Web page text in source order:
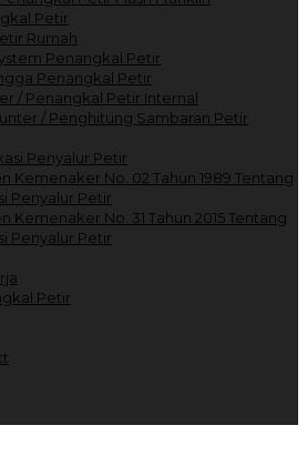
Petir
Rumah
Penangkal Petir
Penangkal Petir
/ Penangkal Petir Internal
/ Penghitung Sambaran Petir
Penyalur Petir
Kemenaker No. 02 Tahun 1989 Tentang
Penyalur Petir
Kemenaker No. 31 Tahun 2015 Tentang
Penyalur Petir
Petir